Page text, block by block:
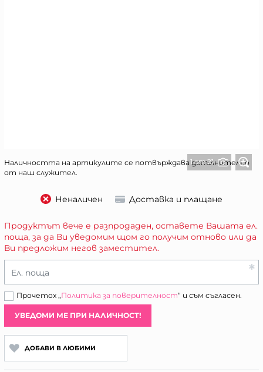
1 от 21
Наличността на артикулите се потвърждава допълнително
от наш служител.
Неналичен Доставка и плащане
Продуктът вече е разпродаден, оставете Вашата ел.
поща, за да Ви уведомим щом го получим отново или да
Ви предложим негов заместител.
Ел. поща
Прочетох „Политика за поверителност“ и съм съгласен.
УВЕДОМИ МЕ ПРИ НАЛИЧНОСТ!
ДОБАВИ В ЛЮБИМИ